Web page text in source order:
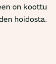
on koottu
hoidosta.